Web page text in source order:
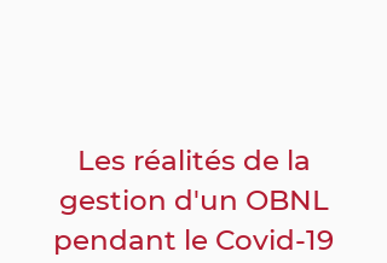
Les réalités de la
gestion d'un OBNL
pendant le Covid-19